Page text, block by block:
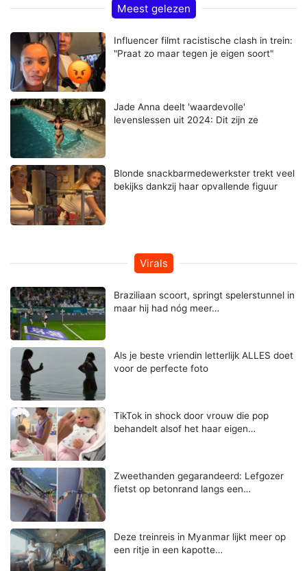
Meest gelezen
Influencer filmt racistische clash in trein:
"Praat zo maar tegen je eigen soort"
Jade Anna deelt 'waardevolle'
levenslessen uit 2024: Dit zijn ze
Blonde snackbarmedewerkster trekt veel
bekijks dankzij haar opvallende figuur
Virals
Braziliaan scoort, springt spelerstunnel in
maar hij had nóg meer…
Als je beste vriendin letterlijk ALLES doet
voor de perfecte foto
TikTok in shock door vrouw die pop
behandelt alsof het haar eigen…
Zweethanden gegarandeerd: Lefgozer
fietst op betonrand langs een…
Deze treinreis in Myanmar lijkt meer op
een ritje in een kapotte…